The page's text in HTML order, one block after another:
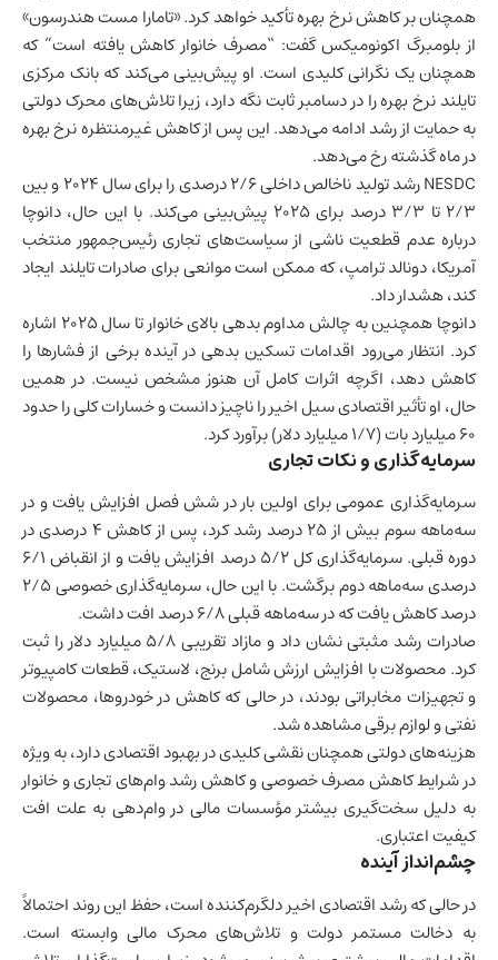
همچنان بر کاهش نرخ بهره تأکید خواهد کرد. «تامارا مست هندرسون»
از بلومبرگ اکونومیکس گفت: “مصرف خانوار کاهش یافته است” که
همچنان یک نگرانی کلیدی است. او پیش‌بینی می‌کند که بانک مرکزی
تایلند نرخ بهره را در دسامبر ثابت نگه دارد، زیرا تلاش‌های محرک دولتی
به حمایت از رشد ادامه می‌دهد. این پس از کاهش غیرمنتظره نرخ بهره
در ماه گذشته رخ می‌دهد.
NESDC رشد تولید ناخالص داخلی ۲/۶ درصدی را برای سال ۲۰۲۴ و بین
۲/۳ تا ۳/۳ درصد برای ۲۰۲۵ پیش‌بینی می‌کند. با این حال، دانوچا
درباره عدم قطعیت ناشی از سیاست‌های تجاری رئیس‌جمهور منتخب
آمریکا، دونالد ترامپ، که ممکن است موانعی برای صادرات تایلند ایجاد
کند، هشدار داد.
دانوچا همچنین به چالش مداوم بدهی بالای خانوار تا سال ۲۰۲۵ اشاره
کرد. انتظار می‌رود اقدامات تسکین بدهی در آینده برخی از فشارها را
کاهش دهد، اگرچه اثرات کامل آن هنوز مشخص نیست. در همین
حال، او تأثیر اقتصادی سیل اخیر را ناچیز دانست و خسارات کلی را حدود
۶۰ میلیارد بات (۱/۷ میلیارد دلار) برآورد کرد.
سرمایه‌گذاری و نکات تجاری
سرمایه‌گذاری عمومی برای اولین بار در شش فصل افزایش یافت و در
سه‌ماهه سوم بیش از ۲۵ درصد رشد کرد، پس از کاهش ۴ درصدی در
دوره قبلی. سرمایه‌گذاری کل ۵/۲ درصد افزایش یافت و از انقباض ۶/۱
درصدی سه‌ماهه دوم برگشت. با این حال، سرمایه‌گذاری خصوصی ۲/۵
درصد کاهش یافت که در سه‌ماهه قبلی ۶/۸ درصد افت داشت.
صادرات رشد مثبتی نشان داد و مازاد تقریبی ۵/۸ میلیارد دلار را ثبت
کرد. محصولات با افزایش ارزش شامل برنج، لاستیک، قطعات کامپیوتر
و تجهیزات مخابراتی بودند، در حالی که کاهش در خودروها، محصولات
نفتی و لوازم برقی مشاهده شد.
هزینه‌های دولتی همچنان نقشی کلیدی در بهبود اقتصادی دارد، به ویژه
در شرایط کاهش مصرف خصوصی و کاهش رشد وام‌های تجاری و خانوار
به دلیل سخت‌گیری بیشتر مؤسسات مالی در وام‌دهی به علت افت
کیفیت اعتباری.
چشم‌انداز آینده
در حالی که رشد اقتصادی اخیر دلگرم‌کننده است، حفظ این روند احتمالاً
به دخالت مستمر دولت و تلاش‌های محرک مالی وابسته است.